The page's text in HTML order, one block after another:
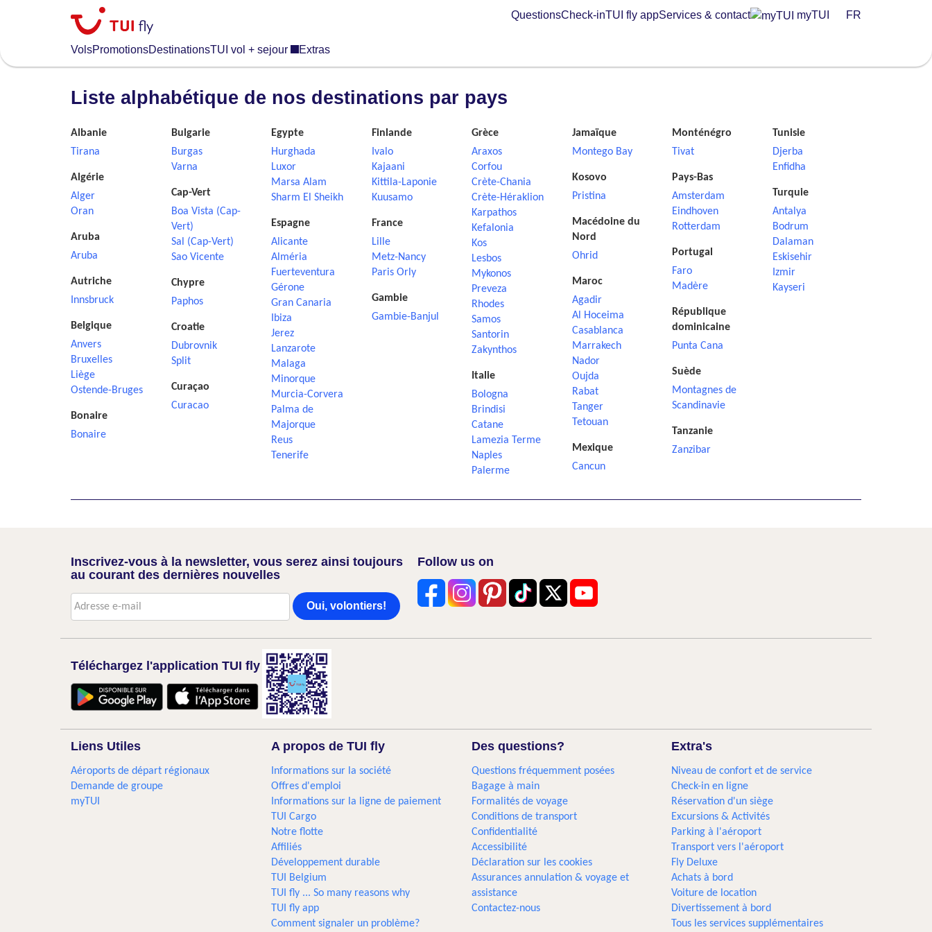
content
VolsPromotionsDestinationsTUI vol + sejour Extras
QuestionsCheck-inTUI fly appServices & contact myTUI FR
Liste alphabétique de nos destinations par pays
Albanie
Tirana
Algérie
Alger
Oran
Aruba
Aruba
Autriche
Innsbruck
Belgique
Anvers
Bruxelles
Liège
Ostende-Bruges
Bonaire
Bonaire
Bulgarie
Burgas
Varna
Cap-Vert
Boa Vista (Cap-
Vert)
Sal (Cap-Vert)
Sao Vicente
Chypre
Paphos
Croatie
Dubrovnik
Split
Curaçao
Curacao
Egypte
Hurghada
Luxor
Marsa Alam
Sharm El Sheikh
Espagne
Alicante
Alméria
Fuerteventura
Gérone
Gran Canaria
Ibiza
Jerez
Lanzarote
Malaga
Minorque
Murcia-Corvera
Palma de
Majorque
Reus
Tenerife
Finlande
Ivalo
Kajaani
Kittila-Laponie
Kuusamo
France
Lille
Metz-Nancy
Paris Orly
Gambie
Gambie-Banjul
Grèce
Araxos
Corfou
Crète-Chania
Crète-Héraklion
Karpathos
Kefalonia
Kos
Lesbos
Mykonos
Preveza
Rhodes
Samos
Santorin
Zakynthos
Italie
Bologna
Brindisi
Catane
Lamezia Terme
Naples
Palerme
Jamaïque
Montego Bay
Kosovo
Pristina
Macédoine du
Nord
Ohrid
Maroc
Agadir
Al Hoceima
Casablanca
Marrakech
Nador
Oujda
Rabat
Tanger
Tetouan
Mexique
Cancun
Monténégro
Tivat
Pays-Bas
Amsterdam
Eindhoven
Rotterdam
Portugal
Faro
Madère
République
dominicaine
Punta Cana
Suède
Montagnes de
Scandinavie
Tanzanie
Zanzibar
Tunisie
Djerba
Enfidha
Turquie
Antalya
Bodrum
Dalaman
Eskisehir
Izmir
Kayseri
Inscrivez-vous à la newsletter, vous serez ainsi toujours
au courant des dernières nouvelles
Oui, volontiers!
Follow us on
Téléchargez l'application TUI fly
Liens Utiles
Aéroports de départ régionaux
Demande de groupe
myTUI
A propos de TUI fly
Informations sur la société
Offres d'emploi
Informations sur la ligne de paiement
TUI Cargo
Notre flotte
Affiliés
Développement durable
TUI Belgium
TUI fly ... So many reasons why
TUI fly app
Comment signaler un problème?
Des questions?
Questions fréquemment posées
Bagage à main
Formalités de voyage
Conditions de transport
Confidentialité
Accessibilité
Déclaration sur les cookies
Assurances annulation & voyage et
assistance
Contactez-nous
Extra's
Niveau de confort et de service
Check-in en ligne
Réservation d'un siège
Excursions & Activités​
Parking à l'aéroport
Transport vers l'aéroport
Fly Deluxe
Achats à bord
Voiture de location
Divertissement à bord
Tous les services supplémentaires